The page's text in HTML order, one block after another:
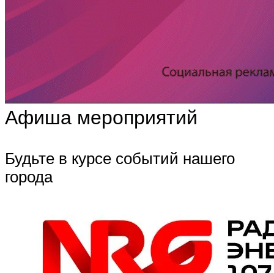
Афиша мероприятий
Будьте в курсе событий нашего
города